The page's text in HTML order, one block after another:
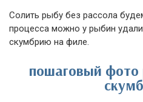
Солить рыбу без рассола
процесса можно у рыбин
скумбрию на филе.
пошаговый фото